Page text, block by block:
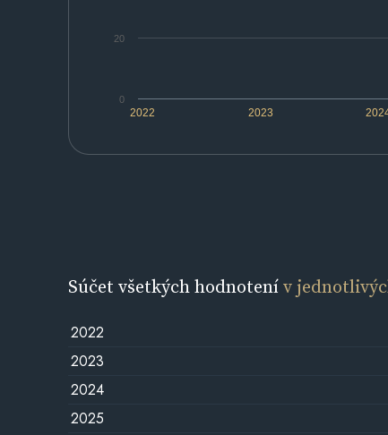
2022 2023
0
20
Súčet všetkých hodnotenív
2022
2023
2024
2025